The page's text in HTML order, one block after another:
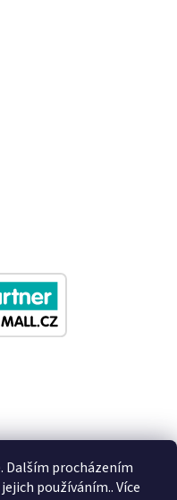
Dalším procházením
používáním.. Více